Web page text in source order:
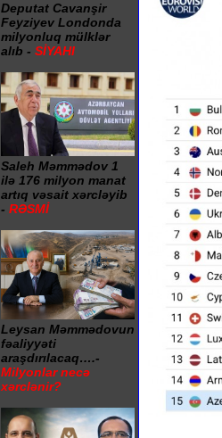
Deputat Cavanşir
Feyziyev Londonda
milyonluq mülklər
alıb - SİYAHI
Saleh Məmmədov 1
ilə 176 milyon manat
artıq vəsait xərcləyib
- RƏSMİ
Leysan Məmmədovun
fəaliyyəti
araşdırılacaq….-
Milyonlar necə
xərclənir?